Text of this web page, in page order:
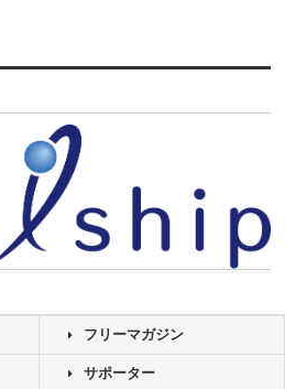
フリーマガジン
サポーター